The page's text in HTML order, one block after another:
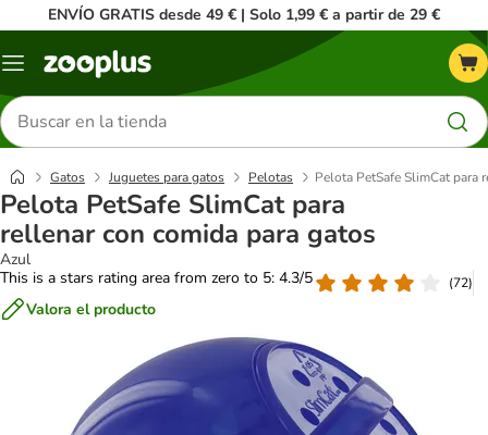
ENVÍO GRATIS desde 49 € | Solo 1,99 € a partir de 29 €
Menú
Buscar
productos
Gatos Juguetes para gatos Pelotas Pelota PetSafe SlimCat para
Pelota PetSafe SlimCat para
rellenar con comida para gatos
Azul
This is a stars rating area from zero to 5: 4.3/5
(72)
Valora el producto